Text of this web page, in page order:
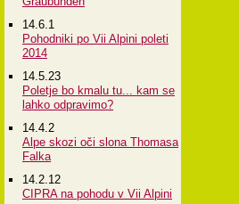
14.6.1
Pohodniki po Vii Alpini poleti
2014
14.5.23
Poletje bo kmalu tu... kam se
lahko odpravimo?
14.4.2
Alpe skozi oči slona Thomasa
Falka
14.2.12
CIPRA na pohodu v Vii Alpini